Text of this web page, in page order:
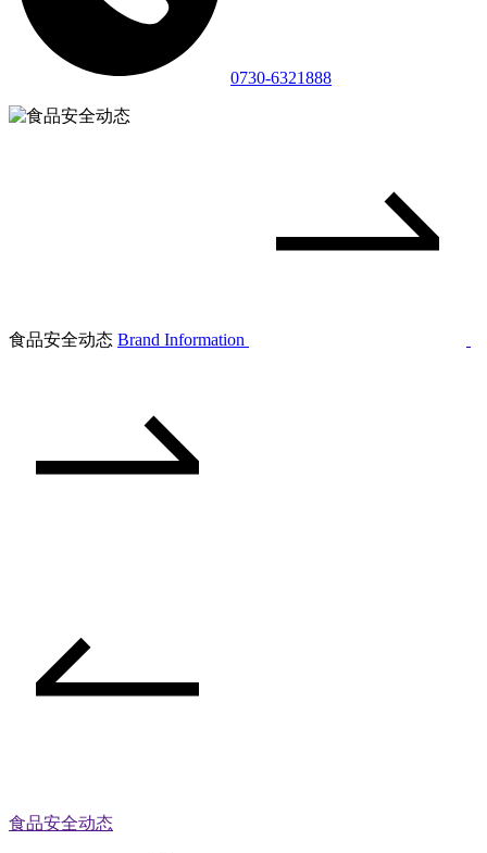
0730-6321888
食品安全动态 Brand Information
食品安全动态